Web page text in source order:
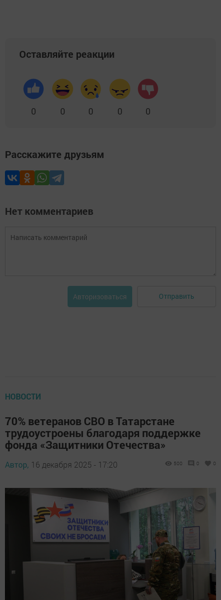
Оставляйте реакции
0 0 0 0 0
Расскажите друзьям
Нет комментариев
Авторизоваться Отправить
НОВОСТИ
70% ветеранов СВО в Татарстане
трудоустроены благодаря поддержке
фонда «Защитники Отечества»
Автор, 16 декабря 2025 - 17:20 500 0 0